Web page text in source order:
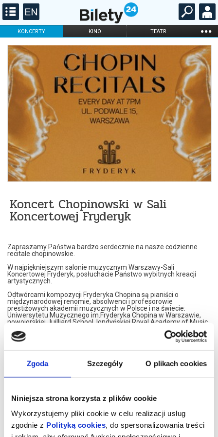
Zgoda Szczegóły O plikach cookies
Niniejsza strona korzysta z plików cookie
Wykorzystujemy pliki cookie w celu realizacji usług
zgodnie z Polityką cookies, do spersonalizowania treści
KONCERTY KINO TEATR ...
FILHARMONIA OPERA I BALET
DLA DZIECI
ONLINE KARNETY
Koncert Chopinowski w Sali
Koncertowej Fryderyk
Zapraszamy Państwa bardzo serdecznie na nasze codzienne
recitale chopinowskie.
W najpiękniejszym salonie muzycznym Warszawy-Sali
Koncertowej Fryderyk, posłuchacie Państwo wybitnych kreacji
artystycznych.
Odtwórcami kompozycji Fryderyka Chopina są pianiści o
międzynarodowej renomie, absolwenci i profesorowie
prestiżowych akademii muzycznych w Polsce i na świecie:
Uniwersytetu Muzycznego im.Fryderyka Chopina w Warszawie,
nowojorskiej Juilliard School, londyńskiej Royal Academy of Music,
Konserwatorium w Moskwie czy francuskiego Conservatoire de
Paris.
Nasi artyści przedstawiają własne interpretacje utworów
Jego kompozycje.
Artyści graja na znakomitym, koncertowym fortepianie Steinway,
Koncerty maja formę XIX spotkań muzycznych. Wnętrze,
inspirowane jest XIX wiekiem, stąd eleganckie, kryształowe
żyrandole i stylowe dodatki XIX wiecznych designerów. Sala
Koncertowa Fryderyk została uznana za najpiękniejszą sale
kameralną w Warszawie.